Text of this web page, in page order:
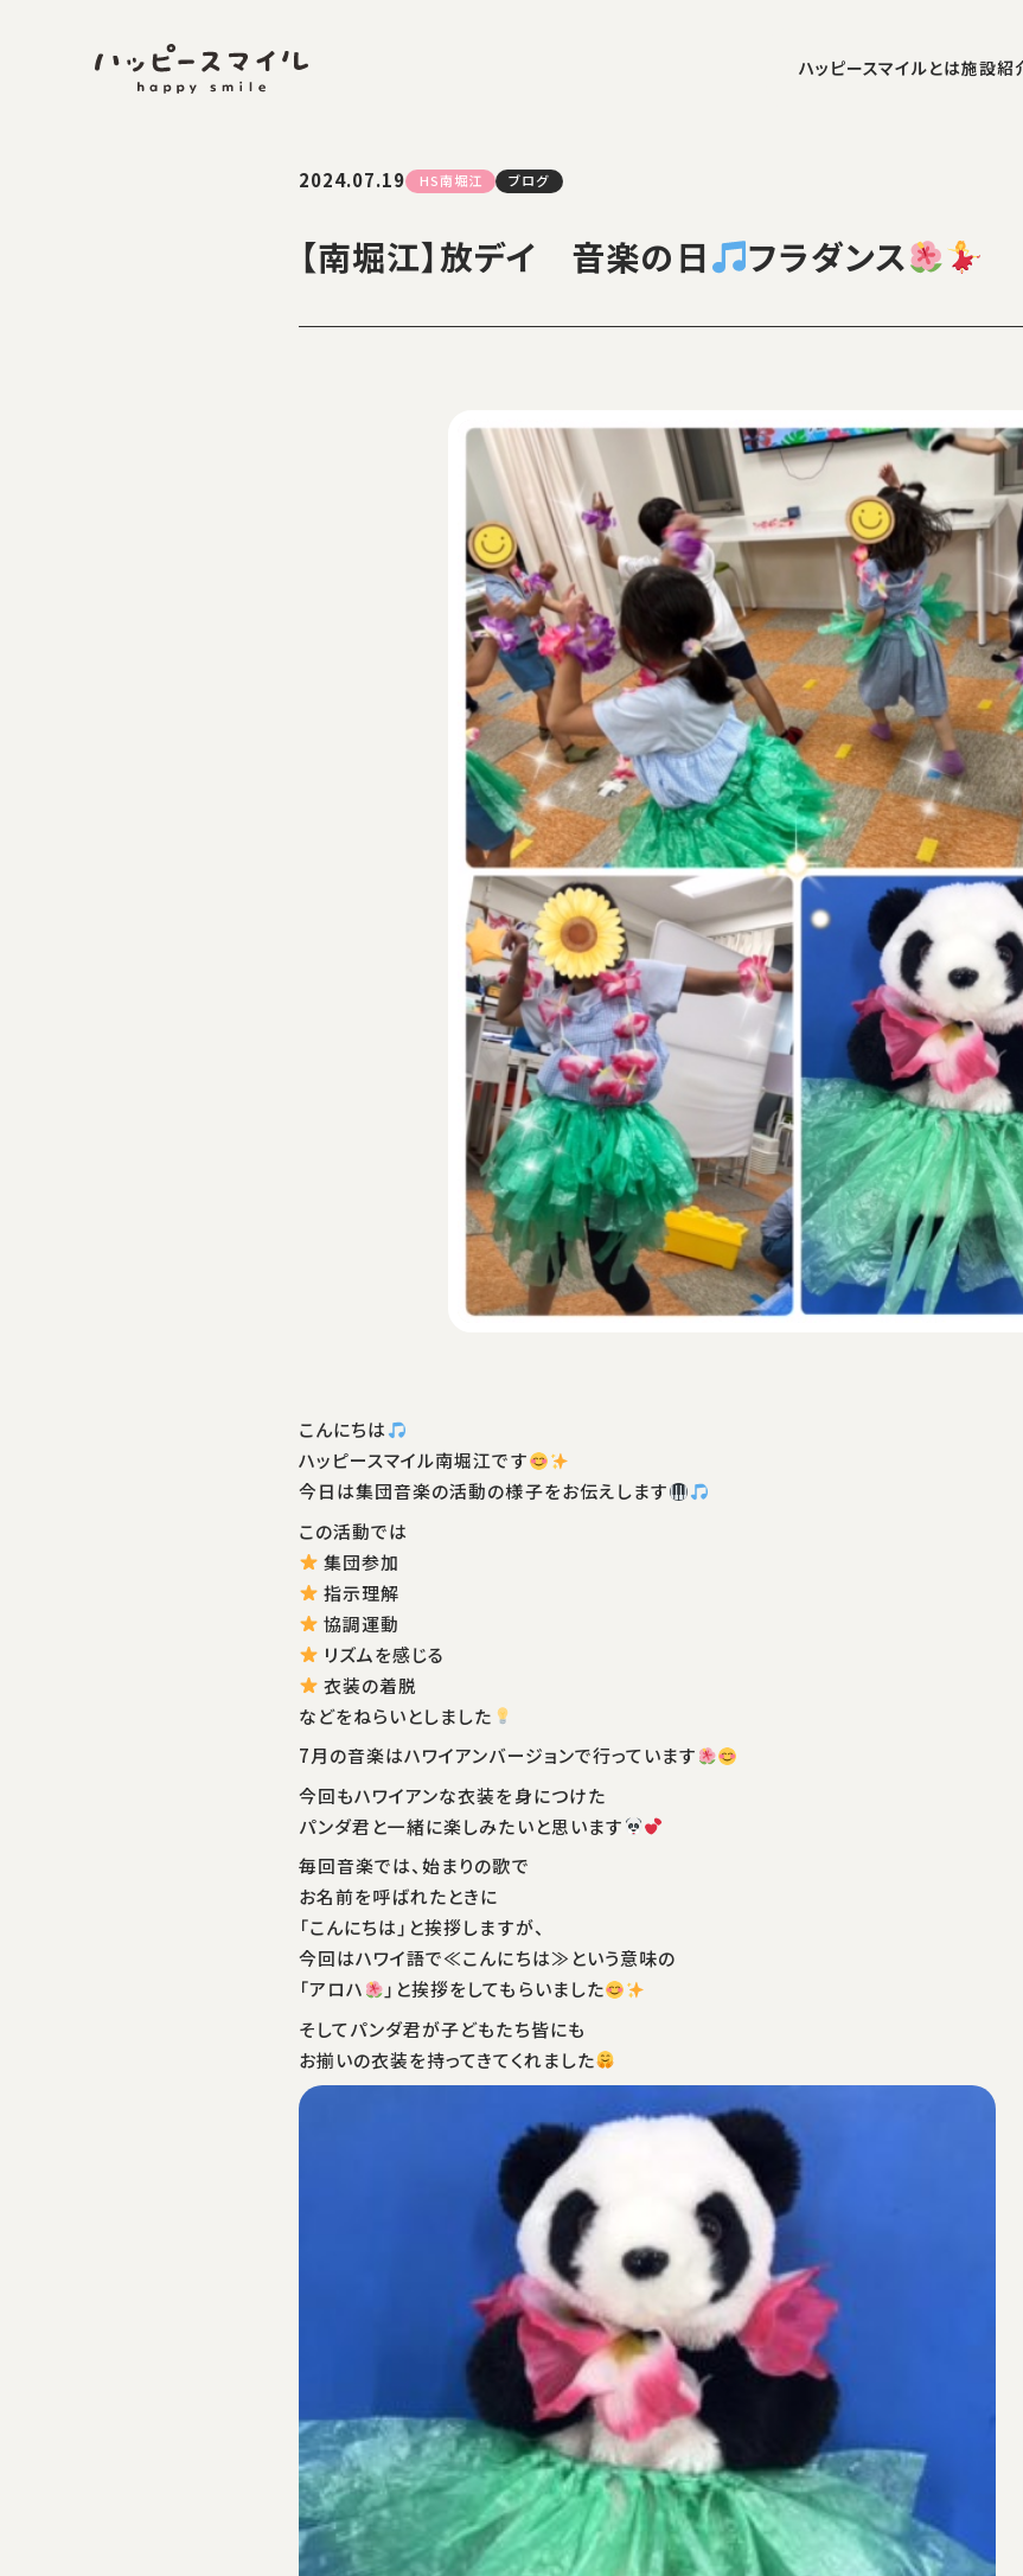
ハッピースマイルとは施設紹
2024.07.19 HS南堀江 ブログ
【南堀江】放デイ 音楽の日 フラダンス
こんにちは
ハッピースマイル南堀江です
今日は集団音楽の活動の様子をお伝えします
この活動では
集団参加
指示理解
協調運動
リズムを感じる
衣装の着脱
などをねらいとしました
7月の音楽はハワイアンバージョンで行っています
今回もハワイアンな衣装を身につけた
パンダ君と一緒に楽しみたいと思います
毎回音楽では、始まりの歌で
お名前を呼ばれたときに
「こんにちは」と挨拶しますが、
今回はハワイ語で≪こんにちは≫という意味の
「アロハ
」と挨拶をしてもらいました
そしてパンダ君が子どもたち皆にも
お揃いの衣装を持ってきてくれました